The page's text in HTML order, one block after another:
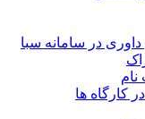
در سامانه سبا
کارگاه ها